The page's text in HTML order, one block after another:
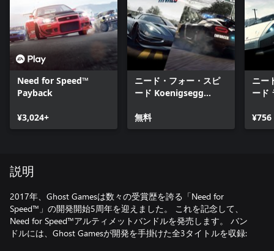
Need for Speed™
Payback
¥3,024+
ニード・フォー・スピ
ード Koenigsegg
無料
ニー
ード
¥756
説明
2017年、Ghost Gamesは数々の受賞歴を誇る「Need for
Speed™」の開発開始5周年を迎えました。 これを記念して、
Need for Speed™アルティメットバンドルを発売します。 バン
ドルには、Ghost Gamesが開発を手掛けた全3タイトルを収録: